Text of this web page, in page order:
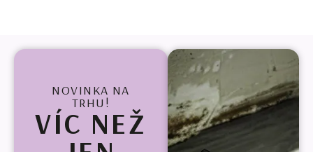
NOVINKA NA
TRHU!
VÍC NEŽ